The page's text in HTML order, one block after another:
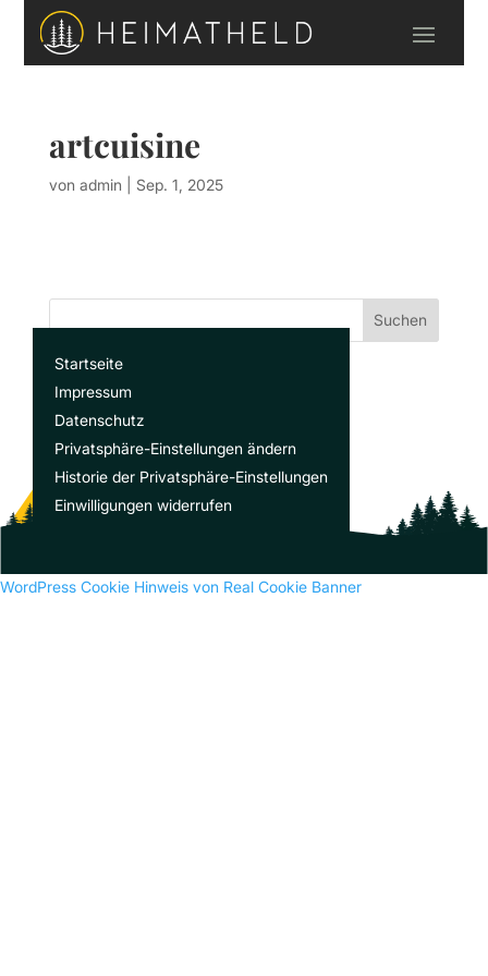
artcuisine
von admin Sep. 1, 2025
Suchen
Recent Posts
Recent Comments
Es sind keine Kommentare vorhanden.
Startseite
Impressum
Datenschutz
Privatsphäre-Einstellungen ändern
Historie der Privatsphäre-Einstellungen
Einwilligungen widerrufen
WordPress Cookie Hinweis von Real Cookie Banner